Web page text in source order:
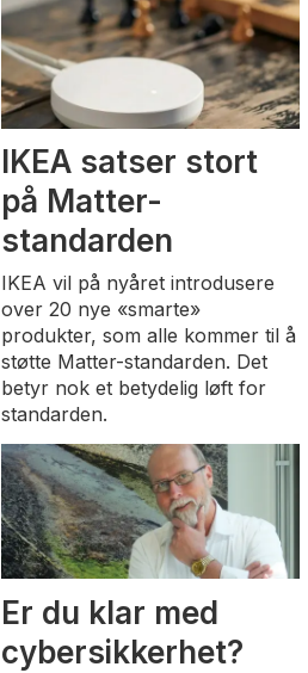
IKEA satser stort
på Matter-
standarden
IKEA vil på nyåret introdusere
over 20 nye «smarte»
produkter, som alle kommer til å
støtte Matter-standarden. Det
betyr nok et betydelig løft for
standarden.
Er du klar med
cybersikkerhet?